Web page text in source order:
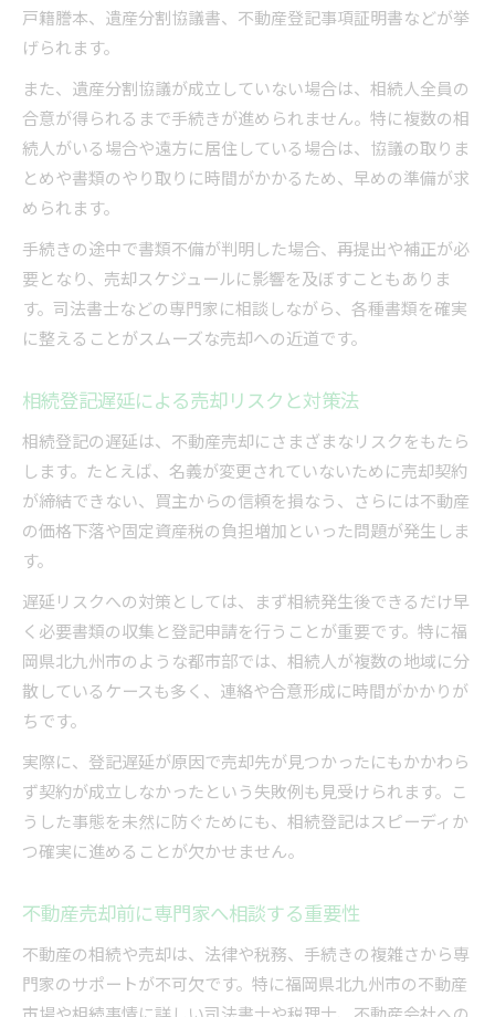
戸籍謄本、遺産分割協議書、不動産登記事項証明書などが挙
げられます。
また、遺産分割協議が成立していない場合は、相続人全員の
合意が得られるまで手続きが進められません。特に複数の相
続人がいる場合や遠方に居住している場合は、協議の取りま
とめや書類のやり取りに時間がかかるため、早めの準備が求
められます。
手続きの途中で書類不備が判明した場合、再提出や補正が必
要となり、売却スケジュールに影響を及ぼすこともありま
す。司法書士などの専門家に相談しながら、各種書類を確実
に整えることがスムーズな売却への近道です。
相続登記遅延による売却リスクと対策法
相続登記の遅延は、不動産売却にさまざまなリスクをもたら
します。たとえば、名義が変更されていないために売却契約
が締結できない、買主からの信頼を損なう、さらには不動産
の価格下落や固定資産税の負担増加といった問題が発生しま
す。
遅延リスクへの対策としては、まず相続発生後できるだけ早
く必要書類の収集と登記申請を行うことが重要です。特に福
岡県北九州市のような都市部では、相続人が複数の地域に分
散しているケースも多く、連絡や合意形成に時間がかかりが
ちです。
実際に、登記遅延が原因で売却先が見つかったにもかかわら
ず契約が成立しなかったという失敗例も見受けられます。こ
うした事態を未然に防ぐためにも、相続登記はスピーディか
つ確実に進めることが欠かせません。
不動産売却前に専門家へ相談する重要性
不動産の相続や売却は、法律や税務、手続きの複雑さから専
門家のサポートが不可欠です。特に福岡県北九州市の不動産